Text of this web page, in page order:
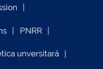
PNRR
unversitară